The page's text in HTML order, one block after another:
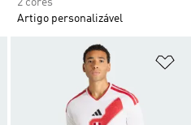
2 cores
Artigo personalizável
Adicionar à Lista de Desejos